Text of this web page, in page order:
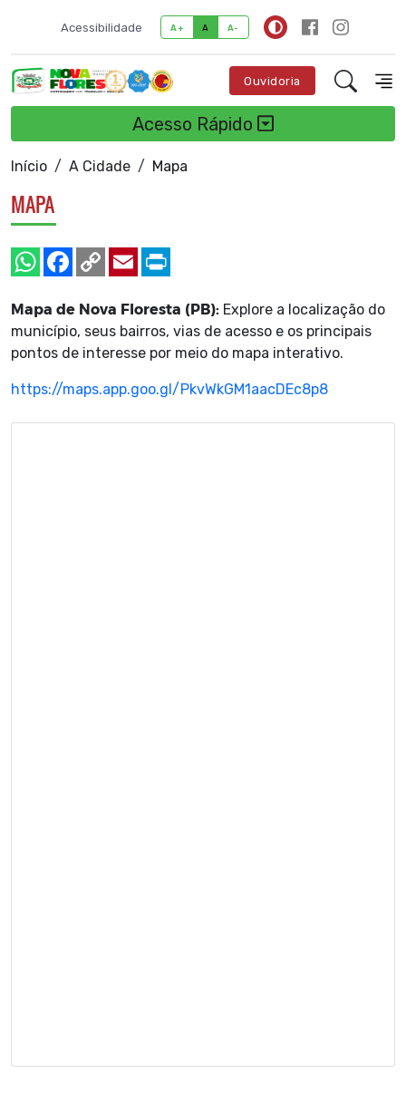
Acessibilidade A+ A A-
Ouvidoria
Acesso Rápido
Início A Cidade Mapa
MAPA
Mapa de Nova Floresta (PB): Explore a localização do
município, seus bairros, vias de acesso e os principais
pontos de interesse por meio do mapa interativo.
https://maps.app.goo.gl/PkvWkGM1aacDEc8p8